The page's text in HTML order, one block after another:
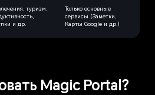
туризм,
и др.
Только основные
сервисы (Заметки,
Карты Google и др.)
Magic Portal?